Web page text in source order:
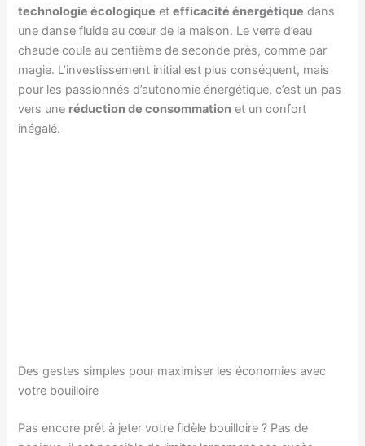
technologie écologique etefficacité énergétique dans
une danse fluide au cœur de la maison. Le verre d’eau
chaude coule au centième de seconde près, comme par
magie. L’investissement initial est plus conséquent, mais
pour les passionnés d’autonomie énergétique, c’est un pas
vers une réduction de consommation et un confort
inégalé.
Des gestes simples pour maximiser les économies avec
votre bouilloire
Pas encore prêt à jeter votre fidèle bouilloire ? Pas de